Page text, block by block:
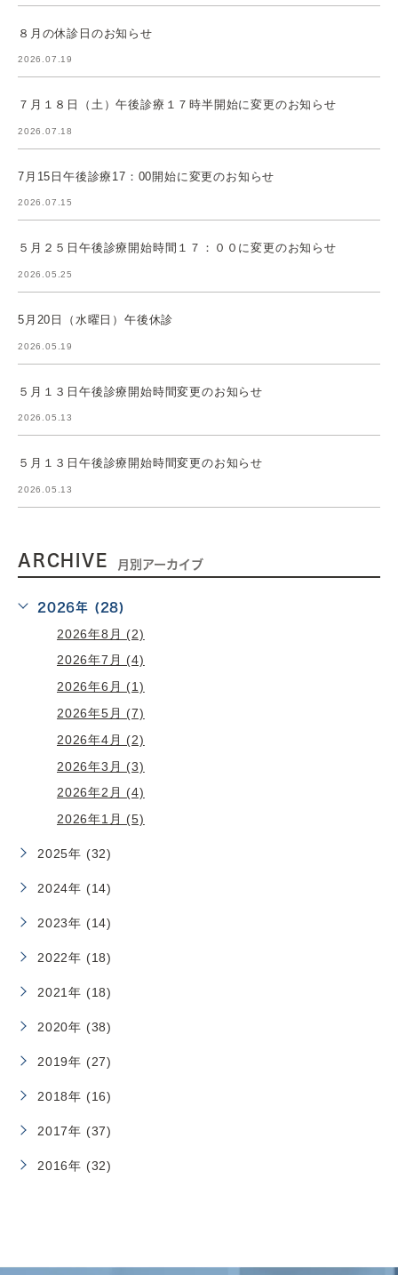
８月の休診日のお知らせ
2026.07.19
７月１８日（土）午後診療１７時半開始に変更のお知らせ
2026.07.18
7月15日午後診療17：00開始に変更のお知らせ
2026.07.15
５月２５日午後診療開始時間１７：００に変更のお知らせ
2026.05.25
5月20日（水曜日）午後休診
2026.05.19
５月１３日午後診療開始時間変更のお知らせ
2026.05.13
５月１３日午後診療開始時間変更のお知らせ
2026.05.13
ARCHIVE 月別アーカイブ
2026年 (28)
2026年8月 (2)
2026年7月 (4)
2026年6月 (1)
2026年5月 (7)
2026年4月 (2)
2026年3月 (3)
2026年2月 (4)
2026年1月 (5)
2025年 (32)
2024年 (14)
2023年 (14)
2022年 (18)
2021年 (18)
2020年 (38)
2019年 (27)
2018年 (16)
2017年 (37)
2016年 (32)